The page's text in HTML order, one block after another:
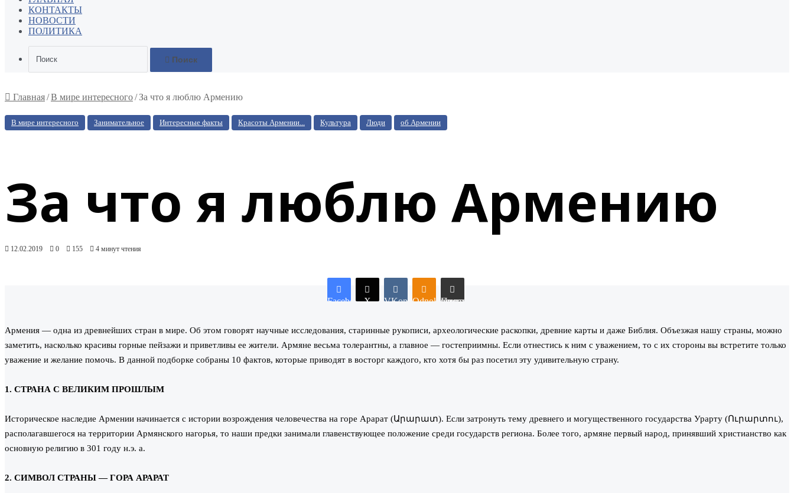
КОНТАКТЫ
НОВОСТИ
ПОЛИТИКА
Поиск
Главная/В мире интересного/За что я люблю Армению
В мире интересного Занимательное Интересные факты Красоты Армении... Культура Люди об Армении
За что я люблю Армению
12.02.2019 0 155 4 минут чтения
FacebookX VKontakteOdnoklassniki
Поделиться по электронной почте
Армения — одна из древнейших стран в мире. Об этом говорят научные исследования, старинные рукописи, археологические раскопки, древние карты и даже Библия. Объезжая нашу страны, можно
заметить, насколько красивы горные пейзажи и приветливы ее жители. Армяне весьма толерантны, а главное — гостеприимны. Если отнестись к ним с уважением, то с их стороны вы встретите только
уважение и желание помочь. В данной подборке собраны 10 фактов, которые приводят в восторг каждого, кто хотя бы раз посетил эту удивительную страну.
1. СТРАНА С ВЕЛИКИМ ПРОШЛЫМ
Историческое наследие Армении начинается с истории возрождения человечества на горе Арарат (Արարատ). Если затронуть тему древнего и могущественного государства Урарту (Ուրարտու),
располагавшегося на территории Армянского нагорья, то наши предки занимали главенствующее положение среди государств региона. Более того, армяне первый народ, принявший христианство как
основную религию в 301 году н.э. а.
2. СИМВОЛ СТРАНЫ — ГОРА АРАРАТ